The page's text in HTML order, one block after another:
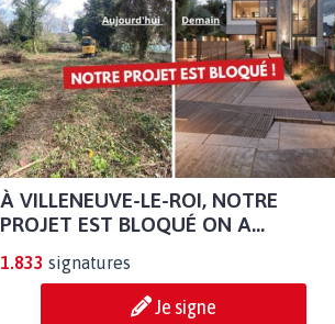
À VILLENEUVE-LE-ROI, NOTRE
PROJET EST BLOQUÉ ON A...
1.833 signatures
Je signe